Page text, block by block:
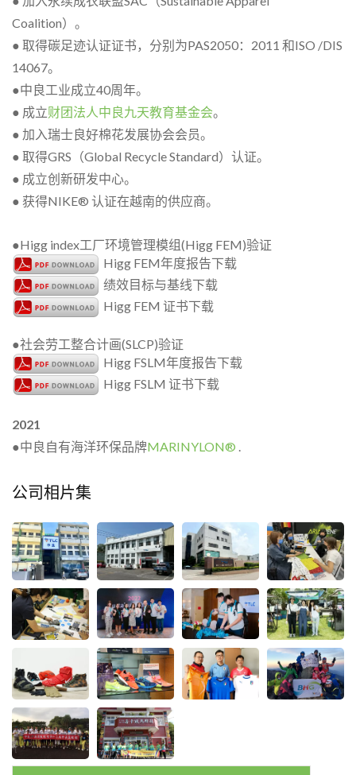
Coalition）。
● 取得碳足迹认证证书，分别为PAS2050：2011 和ISO /DIS
14067。
●中良工业成立40周年。
● 成立财团法人中良九天教育基金会。
● 加入瑞士良好棉花发展协会会员。
● 取得GRS（Global Recycle Standard）认证。
● 成立创新研发中心。
● 获得NIKE® 认证在越南的供应商。
●Higg index工厂环境管理模组(Higg FEM)验证
Higg FEM年度报告下载
绩效目标与基线下载
Higg FEM 证书下载
●社会劳工整合计画(SLCP)验证
Higg FSLM年度报告下载
Higg FSLM 证书下载
2021
●中良自有海洋环保品牌MARINYLON® .
公司相片集